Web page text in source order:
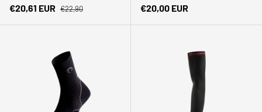
Precio de venta
€20,61 EUR Precio normal
€22,90 Precio normal
€20,00 EUR